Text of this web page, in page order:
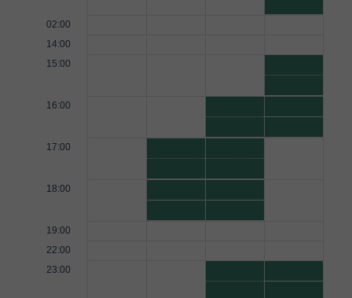
02:00
14:00
15:00
16:00
17:00
18:00
19:00
22:00
23:00